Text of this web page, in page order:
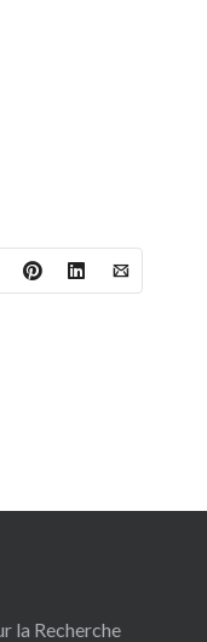
la Recherche